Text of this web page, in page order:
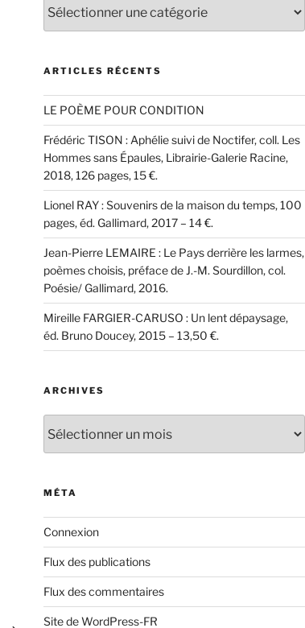
suivant
un
auteur
ARTICLES RÉCENTS
LE POÈME POUR CONDITION
Frédéric TISON : Aphélie suivi de Noctifer, coll. Les
Hommes sans Épaules, Librairie-Galerie Racine,
2018, 126 pages, 15 €.
Lionel RAY : Souvenirs de la maison du temps, 100
pages, éd. Gallimard, 2017 – 14 €.
Jean-Pierre LEMAIRE : Le Pays derrière les larmes,
poèmes choisis, préface de J.-M. Sourdillon, col.
Poésie/ Gallimard, 2016.
Mireille FARGIER-CARUSO : Un lent dépaysage,
éd. Bruno Doucey, 2015 – 13,50 €.
ARCHIVES
MÉTA
Connexion
Flux des publications
Flux des commentaires
Site de WordPress-FR